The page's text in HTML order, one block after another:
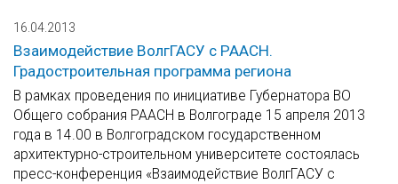
16.04.2013
Взаимодействие ВолгГАСУ с РААСН.
Градостроительная программа региона
В рамках проведения по инициативе Губернатора ВО
Общего собрания РААСН в Волгограде 15 апреля 2013
года в 14.00 в Волгоградском государственном
архитектурно-строительном университете состоялась
пресс-конференция «Взаимодействие ВолгГАСУ с